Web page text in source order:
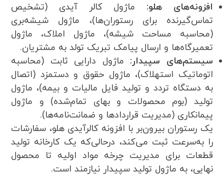
افزونه‌های هلو: ماژول کالر آیدی (تشخیص
تماس‌گیرنده برای رستوران‌ها)، ماژول شیشه‌بری
(محاسبه مساحت شیشه)، ماژول املاک، ماژول
تعمیرگاه‌ها و ارسال پیامک تبریک تولد به مشتریان.
سیستم‌های سپیدار: ماژول دارایی ثابت (محاسبه
اتوماتیک استهلاک)، ماژول حقوق و دستمزد (اتصال
به دستگاه تردد و تولید فایل مالیات و بیمه)، ماژول
تولید (بوم محصولات و بهای تمام‌شده) و ماژول
پیمانکاری (مدیریت قراردادها و ضمانت‌نامه‌ها).
یک رستوران بیرون‌بر با افزونه کالرآیدی هلو، سفارشات
را به‌سرعت ثبت می‌کند، درحالی‌که یک کارخانه تولید
قطعات برای مدیریت چرخه مواد اولیه تا محصول
نهایی، به ماژول تولید سپیدار نیازمند است.